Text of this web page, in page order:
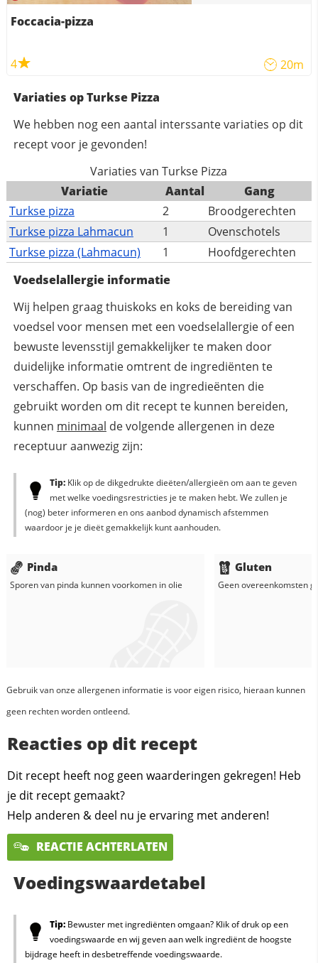
Foccacia-pizza
4 20m
Variaties op Turkse Pizza
We hebben nog een aantal interssante variaties op dit
recept voor je gevonden!
Variaties van Turkse Pizza
Variatie
Aantal
Gang
Turkse pizza
2
Broodgerechten
Turkse pizza Lahmacun
1
Ovenschotels
Turkse pizza (Lahmacun)
1
Hoofdgerechten
Voedselallergie informatie
Wij helpen graag thuiskoks en koks de bereiding van
voedsel voor mensen met een voedselallergie of een
bewuste levensstijl gemakkelijker te maken door
duidelijke informatie omtrent de ingrediënten te
verschaffen. Op basis van de ingredieënten die
gebruikt worden om dit recept te kunnen bereiden,
kunnen minimaal de volgende allergenen in deze
receptuur aanwezig zijn:
Tip:Klik op de dikgedrukte dieëten/allergieën om aan te geven
met welke voedingsrestricties je te maken hebt. We zullen je
(nog) beter informeren en ons aanbod dynamisch afstemmen
waardoor je je dieët gemakkelijk kunt aanhouden.
Pinda
Sporen van pinda kunnen voorkomen inolie
Gluten
Geen overeenkomsten
Gebruik van onze allergenen informatie is voor eigen risico, hieraan kunnen
geen rechten worden ontleend.
Reacties op dit recept
Dit recept heeft nog geen waarderingen gekregen! Heb
je dit recept gemaakt?
Help anderen & deel nu je ervaring met anderen!
REACTIE ACHTERLATEN
Voedingswaardetabel
Tip:Bewuster met ingrediënten omgaan? Klik of druk op een
voedingswaarde en wij geven aan welk ingrediënt de hoogste
bijdrage heeft in desbetreffende voedingswaarde.